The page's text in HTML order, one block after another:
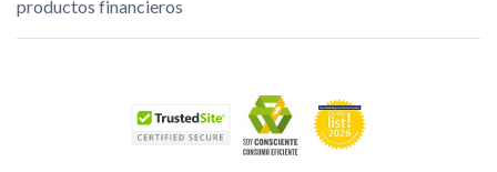
productos financieros